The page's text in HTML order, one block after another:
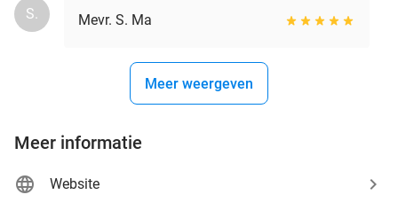
S. Mevr. S. Ma
Meer weergeven
Meer informatie
Website